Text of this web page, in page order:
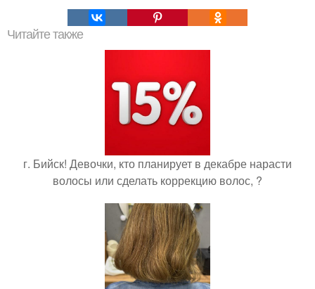
Читайте также
г. Бийск! Девочки, кто планирует в декабре нарасти
волосы или сделать коррекцию волос, ?